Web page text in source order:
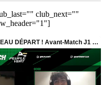
club_next=""